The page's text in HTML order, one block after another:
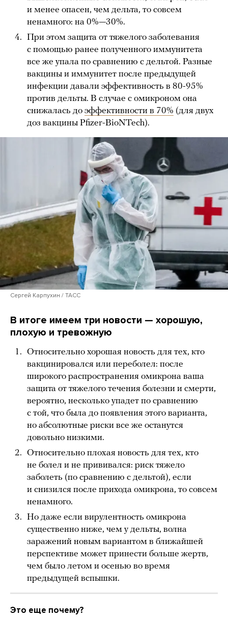
и менее опасен, чем дельта, то совсем
ненамного: на 0%—30%.
При этом защита от тяжелого заболевания
с помощью ранее полученного иммунитета
все же упала по сравнению с дельтой. Разные
вакцины и иммунитет после предыдущей
инфекции давали эффективность в 80-95%
против дельты. В случае с омикроном она
снижалась до эффективности в 70% (для двух
доз вакцины Pfizer-BioNTech).
Сергей Карпухин / ТАСС
В итоге имеем три новости — хорошую,
плохую и тревожную
Относительно хорошая новость для тех, кто
вакцинировался или переболел: после
широкого распространения омикрона ваша
защита от тяжелого течения болезни и смерти,
вероятно, несколько упадет по сравнению
с той, что была до появления этого варианта,
но абсолютные риски все же останутся
довольно низкими.
Относительно плохая новость для тех, кто
не болел и не прививался: риск тяжело
заболеть (по сравнению с дельтой), если
и снизился после прихода омикрона, то совсем
ненамного.
Но даже если вирулентность омикрона
существенно ниже, чем у дельты, волна
заражений новым вариантом в ближайшей
перспективе может принести больше жертв,
чем было летом и осенью во время
предыдущей вспышки.
Это еще почему?